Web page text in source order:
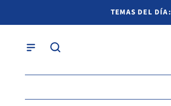
TEMAS DEL DÍA: